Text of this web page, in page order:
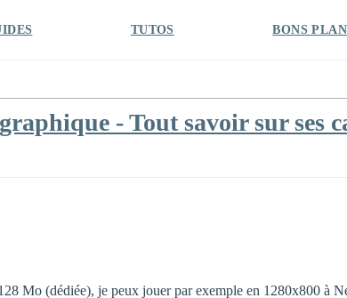
TUTOS BONS
- Tout savoir sur ses
Mo (dédiée), je peux jouer par exemple en 1280x800 à